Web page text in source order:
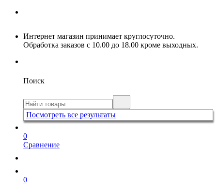
Интернет магазин принимает круглосуточно.
Обработка заказов с 10.00 до 18.00 кроме выходных.
Поиск
Посмотреть все результаты
0
Сравнение
0